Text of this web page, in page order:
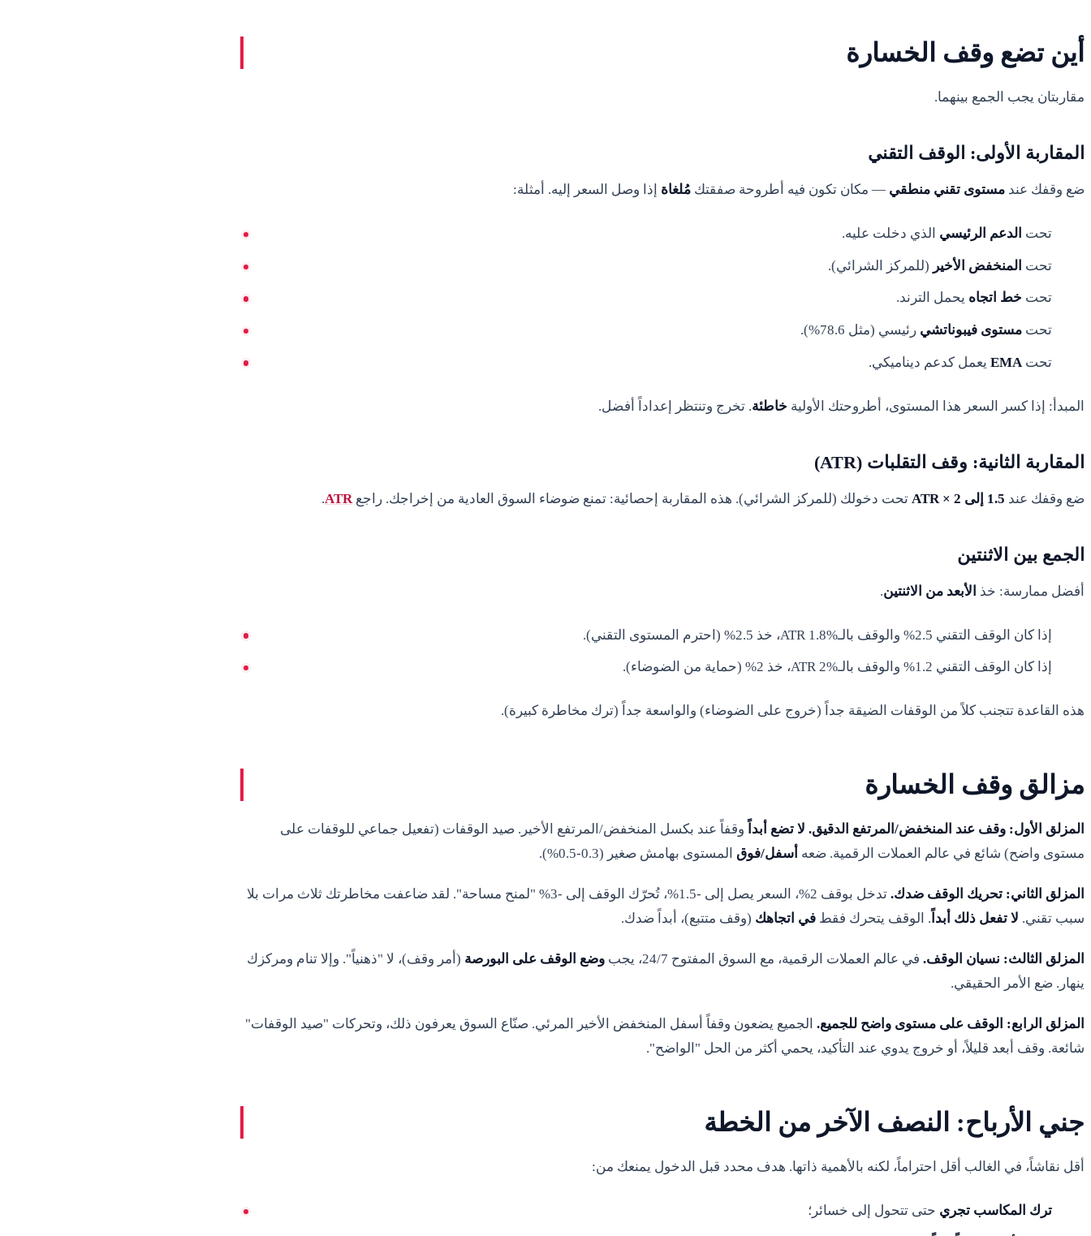
أين تضع وقف الخسارة
مقاربتان يجب الجمع بينهما.
المقاربة الأولى: الوقف التقني
ضع وقفك عند مستوى تقني منطقي — مكان تكون فيه أطروحة صفقتك مُلغاة إذا وصل السعر إليه. أمثلة:
تحت الدعم الرئيسي الذي دخلت عليه.
تحت المنخفض الأخير (للمركز الشرائي).
تحت خط اتجاه يحمل الترند.
تحت مستوى فيبوناتشي رئيسي (مثل 78.6%).
تحت EMA يعمل كدعم ديناميكي.
المبدأ: إذا كسر السعر هذا المستوى، أطروحتك الأولية خاطئة. تخرج وتنتظر إعداداً أفضل.
المقاربة الثانية: وقف التقلبات (ATR)
ضع وقفك عند 1.5 إلى 2 × ATR تحت دخولك (للمركز الشرائي). هذه المقاربة إحصائية: تمنع ضوضاء السوق العادية من إخراجك. راجع ATR
.
الجمع بين الاثنتين
أفضل ممارسة: خذ الأبعد من الاثنتين.
إذا كان الوقف التقني 2.5% والوقف بالـATR 1.8%، خذ 2.5% (احترم المستوى التقني).
إذا كان الوقف التقني 1.2% والوقف بالـATR 2%، خذ 2% (حماية من الضوضاء).
هذه القاعدة تتجنب كلاً من الوقفات الضيقة جداً (خروج على الضوضاء) والواسعة جداً (ترك مخاطرة كبيرة).
مزالق وقف الخسارة
المزلق الأول: وقف عند المنخفض/المرتفع الدقيق. لا تضع أبداً وقفاً عند بكسل المنخفض/المرتفع الأخير. صيد الوقفات (تفعيل جماعي للوقفات على
مستوى واضح) شائع في عالم العملات الرقمية. ضعه أسفل/فوق المستوى بهامش صغير (0.3-0.5%).
المزلق الثاني: تحريك الوقف ضدك.
تدخل بوقف 2%، السعر يصل إلى -1.5%، تُحرّك الوقف إلى -3% "لمنح مساحة". لقد ضاعفت مخاطرتك ثلاث مرات بلا
سبب تقني. لا تفعل ذلك أبداً . الوقف يتحرك فقط في اتجاهك (وقف متتبع)، أبداً ضدك.
المزلق الثالث: نسيان الوقف. في عالم العملات الرقمية، مع السوق المفتوح 24/7، يجب وضع الوقف على البورصة (أمر وقف)، لا "ذهنياً". وإلا تنام ومركزك
ينهار. ضع الأمر الحقيقي.
المزلق الرابع: الوقف على مستوى واضح للجميع. الجميع يضعون وقفاً أسفل المنخفض الأخير المرئي. صنّاع السوق يعرفون ذلك، وتحركات "صيد الوقفات"
شائعة. وقف أبعد قليلاً، أو خروج يدوي عند التأكيد، يحمي أكثر من الحل "الواضح".
جني الأرباح: النصف الآخر من الخطة
أقل نقاشاً، في الغالب أقل احتراماً، لكنه بالأهمية ذاتها. هدف محدد قبل الدخول يمنعك من:
ترك المكاسب تجري حتى تتحول إلى خسائر؛